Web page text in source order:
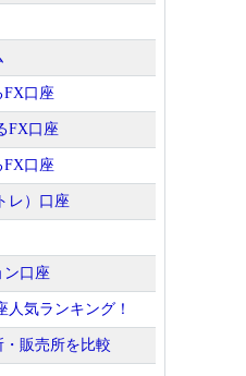
FX口座
FX口座
FX口座
レ）口座
ン口座
気ランキング！
販売所を比較